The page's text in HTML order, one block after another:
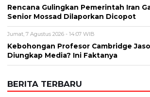
Rencana Gulingkan Pemerintah Iran
Senior Mossad Dilaporkan Dicopot
Jumat, 7 Agustus 2026 - 14:07 WIB
Kebohongan Profesor Cambridge
Diungkap Media? Ini Faktanya
BERITA TERBARU